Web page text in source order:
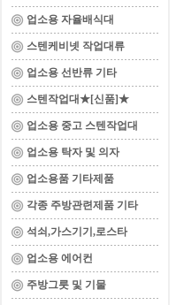
업소용 자율배식대
스텐케비넷 작업대류
업소용 선반류 기타
스텐작업대★[신품]★
업소용 중고 스텐작업대
업소용 탁자 및 의자
업소용품 기타제품
각종 주방관련제품 기타
석쇠,가스기기,로스타
업소용 에어컨
주방그릇 및 기물